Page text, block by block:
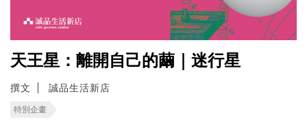
天王星：離開自己的繭｜迷行星
撰文 誠品生活新店
特別企畫